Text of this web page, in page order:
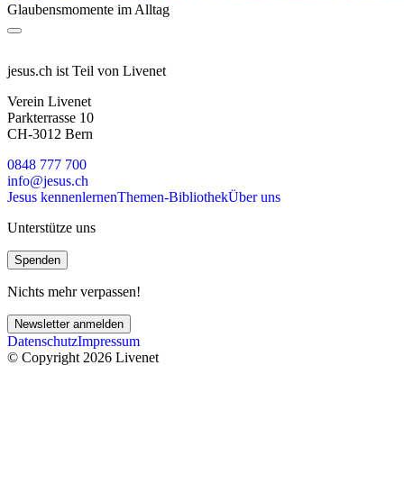
Glaubensmomente im Alltag
jesus.ch ist Teil von Livenet
Verein Livenet
Parkterrasse 10
CH-3012 Bern
0848 777 700
info@jesus.ch
Jesus kennenlernenThemen-BibliothekÜber uns
Unterstütze uns
Spenden
Nichts mehr verpassen!
Newsletter anmelden
DatenschutzImpressum
© Copyright 2026 Livenet